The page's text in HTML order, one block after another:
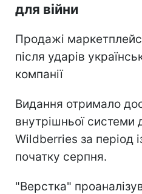
для війни
Продажі
після ударів
компанії
Видання отримало
внутрішньої системи
Wildberries за період
початку серпня.
"Верстка"